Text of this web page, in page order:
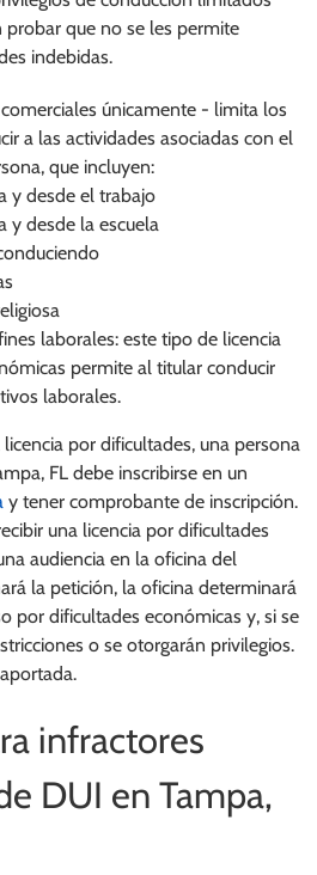
probar que no se les permite
indebidas.
únicamente - limita los
a las actividades asociadas con el
que incluyen:
y desde el trabajo
y desde la escuela
laborales: este tipo de licencia
permite al titular conducir
laborales.
por dificultades, una persona
FL debe inscribirse en un
y tener comprobante de inscripción.
una licencia por dificultades
audiencia en la oficina del
la petición, la oficina determinará
por dificultades económicas y, si se
o se otorgarán privilegios.
infractores
DUI en Tampa,